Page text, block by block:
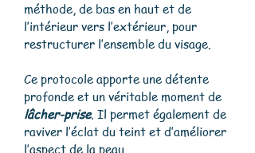
méthode, de bas en haut et de
l’intérieur vers l’extérieur, pour
restructurer l’ensemble du visage.
Ce protocole apporte une détente
profonde et un véritable moment de
lâcher-prise. Il permet également de
raviver l’éclat du teint et d’améliorer
l’aspect de la peau.